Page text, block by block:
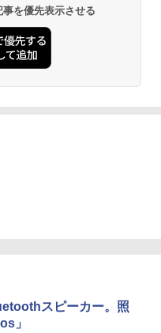
を優先表示させる
スピーカー。照
」